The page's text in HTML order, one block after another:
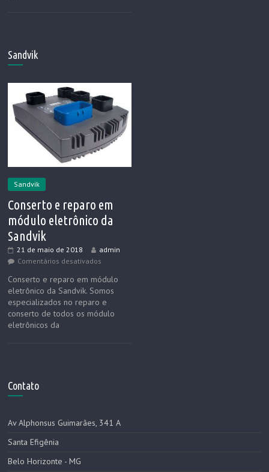
Sandvik
Sandvik
Conserto e reparo em
módulo eletrônico da
Sandvik
21 de maio de 2018
admin
Comentários desativados
Conserto e reparo em módulo
eletrônico da Sandvik. Somos
especializados no reparo e
conserto de todos os módulo
eletrônicos da
Contato
Av Alphonsus Guimarães, 341 A
Santa Efigênia
Belo Horizonte - MG